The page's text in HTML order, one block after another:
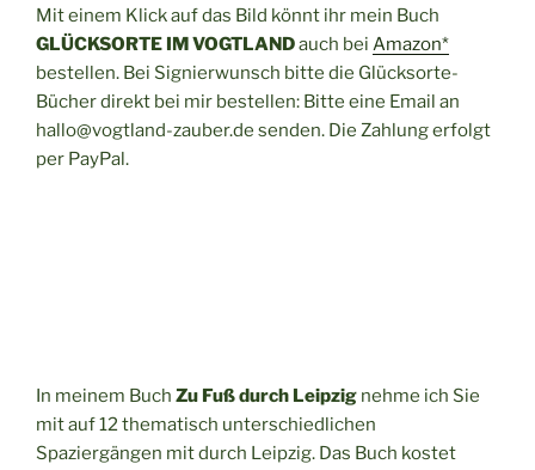
Mit einem Klick auf das Bild könnt ihr mein Buch
GLÜCKSORTE IM VOGTLANDauch bei Amazon*
bestellen. Bei Signierwunsch bitte die Glücksorte-
Bücher direkt bei mir bestellen: Bitte eine Email an
hallo@vogtland-zauber.de senden. Die Zahlung erfolgt
per PayPal.
In meinem Buch Zu Fuß durch Leipzig nehme ich Sie
mit auf 12 thematisch unterschiedlichen
Spaziergängen mit durch Leipzig. Das Buch kostet